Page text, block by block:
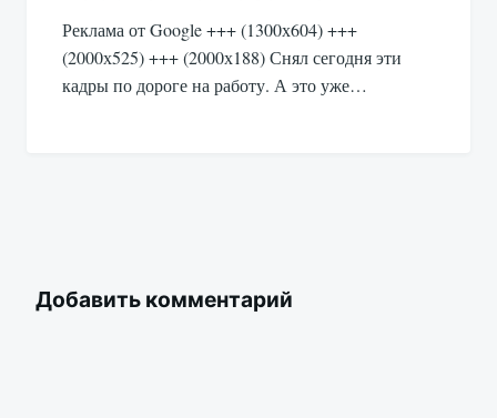
Реклама от Google +++ (1300х604) +++
(2000х525) +++ (2000х188) Снял сегодня эти
кадры по дороге на работу. А это уже…
Добавить комментарий